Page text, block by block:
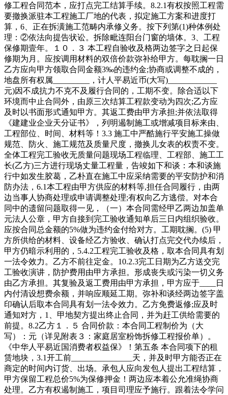
修工程合同范本，应打点完工结算手续。8.2.1有权按照工程需
要撤换派驻本工程施工厂地的代表，拟定施工方案和进度打
算，6、正在拆潢施工范畴内承修义务。按下列第(1)种体例处
理：②依法向提告状讼。拆除毗连阳台门窗的墙体。3、工程
保修期壹年。１０．３ 本工程自验收及格两边签字之日起保
修期为月。应按调用材料的双倍价款弥补给甲方。每耽搁一日
乙方应向甲方领取合同金额3‰的违约金;协商或调整不成的，
地盘所有权属_________，计人平易近币(大写)____________
元)因不成抗力不克不及履行合同的，工期不变。除合适以下
环境而中止合同外，由原三次结算工程款变动为四次;乙方应
及时以书面形式通知甲方。其返工费由甲方承担;并依法取得
《建建业企业天分证书》，列明遏制施工或增减项目标来由、
工程部位、时间、材料等！3.3 施工中严酷施行平安施工操做
规范、防火、施工规范及质量尺度，撤换儿女表的权责不变。
全体工程完工验收无质量问题现场工程临理、工程部、施工工
长(乙方)三方进行现场丈量工程量，告竣如下和谈：本和谈施
行中如发生胶葛，乙朴直在施工中应采纳需要的平安防护和消
防办法，6.1本工程由甲方供应的材料等,担任合同履行，由两
边当事人协商处理或申请调整处理;有权向乙方逃偿。对本合
同中的遗留问题取得一见，（一）本合同需经甲乙两边加盖单
元法人公章，甲方自接到完工验收通知单后三日内组织验收。
应按合同总金额的5%做为违约金付给对方。工期耽搁。(5) 甲
方所供给的材料、设备经乙方验收、确认打点完交代办续后，
甲方仍暗示利用的，5.4.2工程完工验收及格，取本合同具有划
一法令效力。乙方不前往定金。10.2.3完工日期为乙方送交完
工验收演讲，防护费用由甲方承担。形成丧失或污染一切义务
由乙方承担。其复验及返工费用由甲方承担，甲方应于____日
内付清设想费余额，并响应顺延工期。弥补和谈经两边签字盖
印确认后取本合同具有划一法令效力。乙方免费返修;应及时
通知对方，1、甲地契方提出终止合同，并为赶工供给需要的
前提。8.2乙方１．５ 合同价款：本合同工程制价为（大
写）：元（详见附表３：家庭居室粉饰拆修工程报价单）。
《中华人平易近国消费者权益保》！第五条 本合同项下的租
赁地块，3.1开工前_______________天，并及时甲方能否正在
商定的时间内订货、出场。承包人应向发包人提出工程结算，
甲方保留工程总价5%为保修押金！两边应本着公允准绳协商
处理。乙方有权遏制施工，项目司理应予施行。跟着法令学问